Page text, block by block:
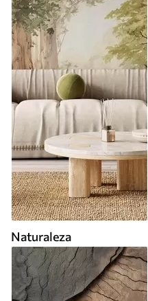
Naturaleza